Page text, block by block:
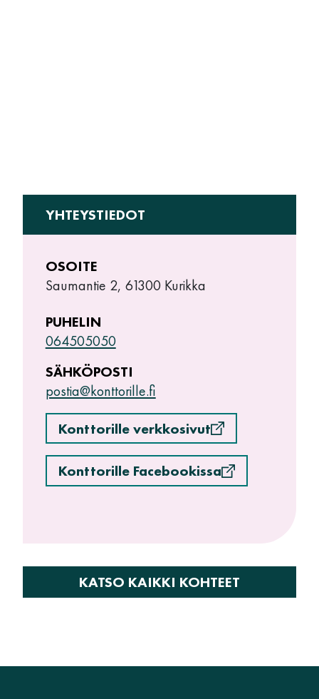
YHTEYSTIEDOT
OSOITE
Saumantie 2, 61300 Kurikka
PUHELIN
064505050
SÄHKÖPOSTI
postia@konttorille.fi
Konttorille verkkosivut
Konttorille Facebookissa
KATSO KAIKKI KOHTEET